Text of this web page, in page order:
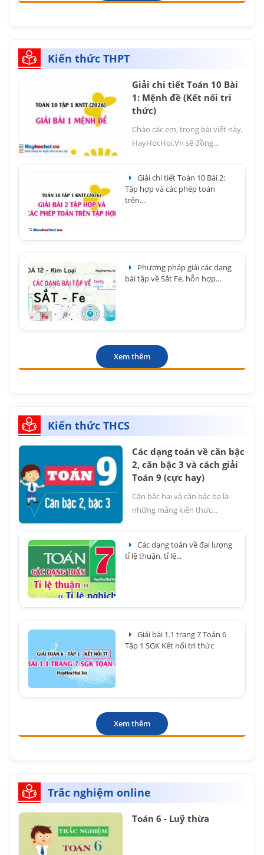
Kiến thức THPT
Giải chi tiết Toán 10 Bài
1: Mệnh đề (Kết nối tri
thức)
Chào các em, trong bài viết này,
HayHocHoi.Vn sẽ đồng...
Giải chi tiết Toán 10 Bài 2:
Tập hợp và các phép toán
trên...
Phương pháp giải các dạng
bài tập về Sắt Fe, hỗn hợp...
Xem thêm
Kiến thức THCS
Các dạng toán về căn bậc
2, căn bậc 3 và cách giải
Toán 9 (cực hay)
Căn bậc hai và căn bậc ba là
những mảng kiến thức...
Các dạng toán về đại lượng
tỉ lệ thuận, tỉ lệ...
Giải bài 1.1 trang 7 Toán 6
Tập 1 SGK Kết nối tri thức
Xem thêm
Trắc nghiệm online
Toán 6 - Luỹ thừa